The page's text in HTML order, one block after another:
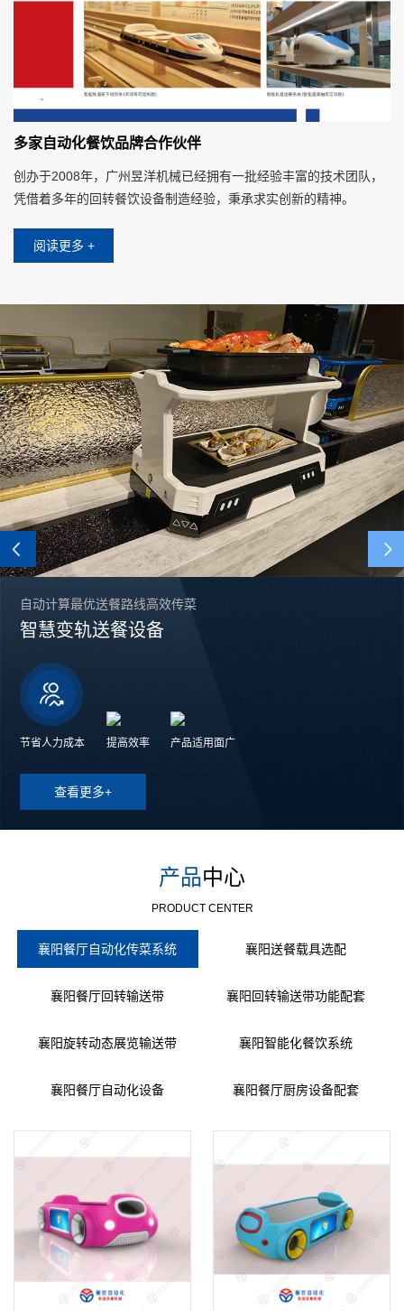
多家自动化餐饮品牌合作伙伴
创办于2008年，广州昱洋机械已经拥有一批经验丰富的技术团队，
凭借着多年的回转餐饮设备制造经验，秉承求实创新的精神。
阅读更多 +
Previous
自动计算最优送餐路线高效传菜
智慧变轨送餐设备
节省人力成本 提高效率 产品适用面广
查看更多+
产品中心
PRODUCT CENTER
襄阳餐厅自动化传菜系统 襄阳送餐载具选配
襄阳餐厅回转输送带 襄阳回转输送带功能配套
襄阳旋转动态展览输送带 襄阳智能化餐饮系统
襄阳餐厅自动化设备 襄阳餐厅厨房设备配套